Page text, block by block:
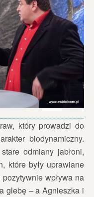
który prowadzi do
biodynamiczny.
odmiany jabłoni,
które były uprawiane
wpływa na
glebę – a Agnieszka i